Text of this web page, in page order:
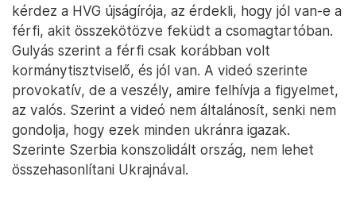
kérdez a HVG újságírója, az érdekli, hogy jól van-e a
férfi, akit összekötözve feküdt a csomagtartóban.
Gulyás szerint a férfi csak korábban volt
kormánytisztviselő, és jól van. A videó szerinte
provokatív, de a veszély, amire felhívja a figyelmet,
az valós. Szerint a videó nem általánosít, senki nem
gondolja, hogy ezek minden ukránra igazak.
Szerinte Szerbia konszolidált ország, nem lehet
összehasonlítani Ukrajnával.